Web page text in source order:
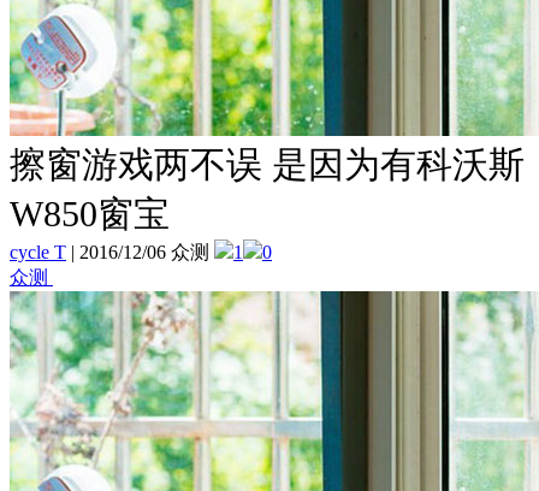
擦窗游戏两不误 是因为有科沃斯
W850窗宝
cycle T | 2016/12/06 众测 1
0
众测